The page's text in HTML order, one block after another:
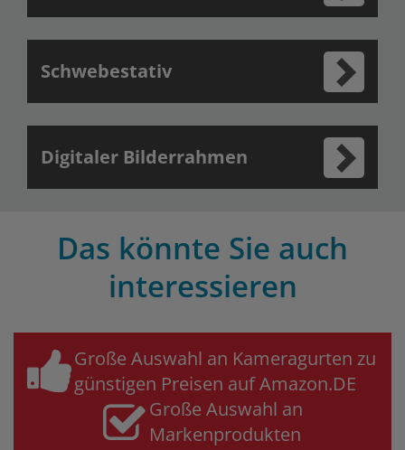
Schwebestativ
Digitaler Bilderrahmen
Das könnte Sie auch
interessieren
Große Auswahl an Kameragurten zu
günstigen Preisen auf Amazon.DE
Große Auswahl an
Markenprodukten